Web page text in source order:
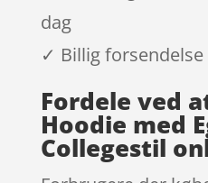
dag
✓ Billig
Fordele ved
Hoodie med
Collegestil